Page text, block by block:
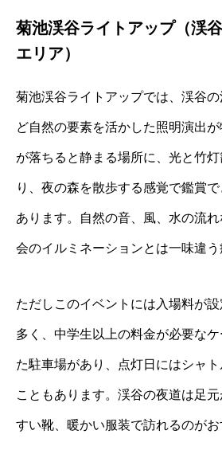
菊池渓谷ライトアップ（渓
エリア）
菊池渓谷ライトアップでは、渓谷
ど自然の要素を活かした照明演出
が落ちると静まる場所に、光と竹
り、夜の森を散歩する感覚で鑑賞
あります。自然の音、風、水の流
会のイルミネーションとは一味違う
ただしこのイベントには入場料が
多く、中学生以上の料金が必要な
た駐車場があり、点灯日にはシャ
こともあります。渓谷の夜道は足
すい靴、暖かい服装で訪れるのがお